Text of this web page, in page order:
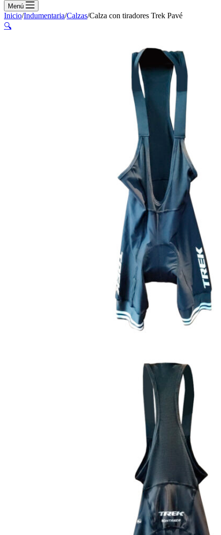
Menú
Inicio/Indumentaria/Calzas/Calza con tiradores Trek Pavé
🔍